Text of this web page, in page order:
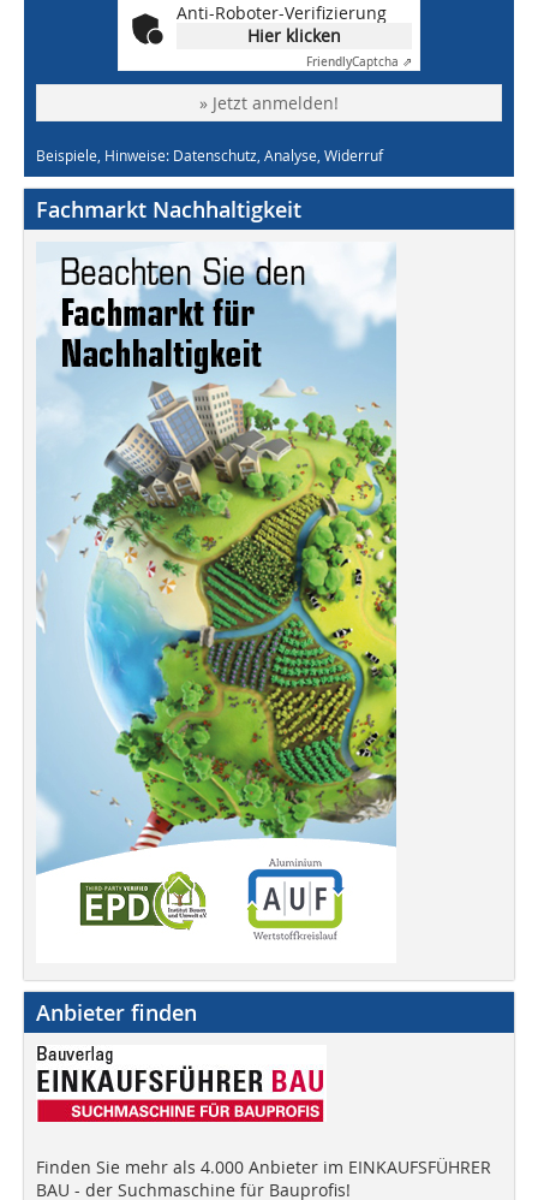
Anti-Roboter-Verifizierung
Hier klicken
FriendlyCaptcha ⇗
» Jetzt anmelden!
Beispiele, Hinweise: Datenschutz, Analyse, Widerruf
Fachmarkt Nachhaltigkeit
Anbieter finden
Finden Sie mehr als 4.000 Anbieter im EINKAUFSFÜHRER
BAU - der Suchmaschine für Bauprofis!